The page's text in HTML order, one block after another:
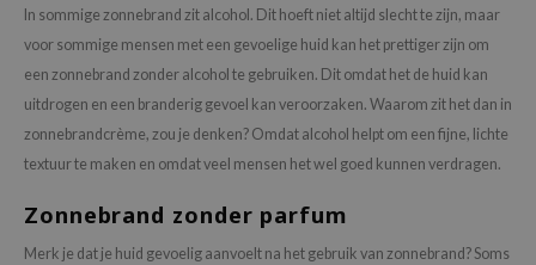
In sommige zonnebrand zit alcohol. Dit hoeft niet altijd slecht te zijn, maar
voor sommige mensen met een gevoelige huid kan het prettiger zijn om
een zonnebrand zonder alcohol te gebruiken. Dit omdat het de huid kan
uitdrogen en een branderig gevoel kan veroorzaken. Waarom zit het dan in
zonnebrandcrème, zou je denken? Omdat alcohol helpt om een fijne, lichte
textuur te maken en omdat veel mensen het wel goed kunnen verdragen.
Zonnebrand zonder parfum
Merk je dat je huid gevoelig aanvoelt na het gebruik van zonnebrand? Soms